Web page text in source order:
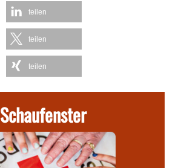
teilen
teilen
teilen
Schaufenster